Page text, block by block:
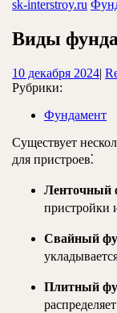
sk-interstroy.ru
Виды
10 декабря 202410
|
Рубрики:
Фундамент
Существует
для пристроев⁚
Ленточный
пристройки
Свайный
Плитный